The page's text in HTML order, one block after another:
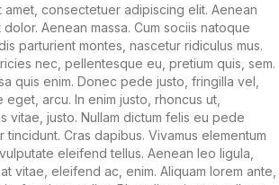
amet, consectetuer adipiscing elit. Aenean
Aenean massa. Cum sociis natoque
parturient montes, nascetur ridiculus mus.
nec, pellentesque eu, pretium quis, sem.
quis enim. Donec pede justo, fringilla vel,
arcu. In enim justo, rhoncus ut,
vitae, justo. Nullam dictum felis eu pede
tincidunt. Cras dapibus. Vivamus elementum
eleifend tellus. Aenean leo ligula,
vitae, eleifend ac, enim. Aliquam lorem ante,